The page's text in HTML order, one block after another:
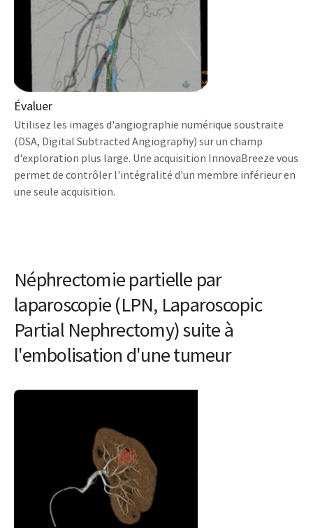
Évaluer
Utilisez les images d'angiographie numérique soustraite
(DSA, Digital Subtracted Angiography) sur un champ
d'exploration plus large. Une acquisition InnovaBreeze vous
permet de contrôler l'intégralité d'un membre inférieur en
une seule acquisition.
Néphrectomie partielle par
laparoscopie (LPN, Laparoscopic
Partial Nephrectomy) suite à
l'embolisation d'une tumeur